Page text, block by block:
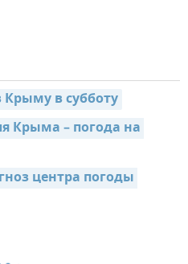
в субботу
Крыма – погода на
центра погоды